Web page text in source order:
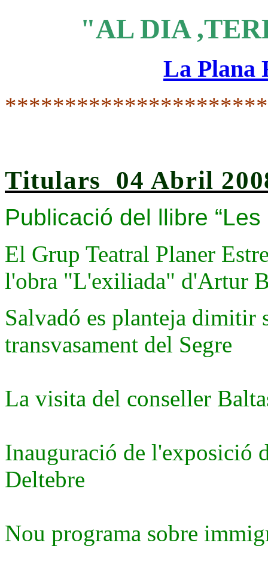
"AL DIA
La Plana
Titulars 04 Abril
Publicació del llibre
El Grup Teatral Planer
l'obra "L'exiliada" d'Artur
Salvadó es planteja dimitir
transvasament del Segre
La visita del conseller
Inauguració de l'exposició
Deltebre
Nou programa sobre